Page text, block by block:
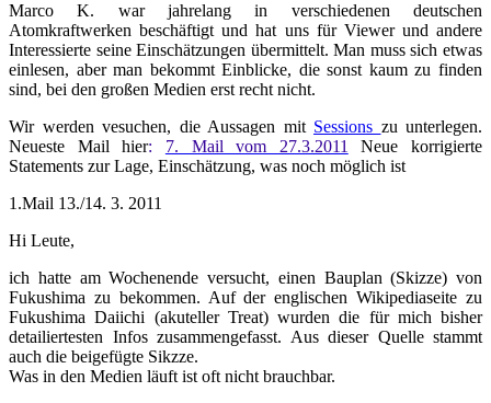
Marco K. war jahrelang in verschiedenen deutschen
Atomkraftwerken beschäftigt und hat uns für Viewer und andere
Interessierte seine Einschätzungen übermittelt. Man muss sich etwas
einlesen, aber man bekommt Einblicke, die sonst kaum zu finden
sind, bei den großen Medien erst recht nicht.
Wir werden vesuchen, die Aussagen mit Sessions zu unterlegen.
Neueste Mail hier: 7. Mail vom 27.3.2011
Neue korrigierte
Statements zur Lage, Einschätzung, was noch möglich ist
1.Mail 13./14. 3. 2011
Hi Leute,
ich hatte am Wochenende versucht, einen Bauplan (Skizze) von
Fukushima zu bekommen. Auf der englischen Wikipediaseite zu
Fukushima Daiichi (akuteller Treat) wurden die für mich bisher
detailiertesten Infos zusammengefasst. Aus dieser Quelle stammt
auch die beigefügte Sikzze.
Was in den Medien läuft ist oft nicht brauchbar.